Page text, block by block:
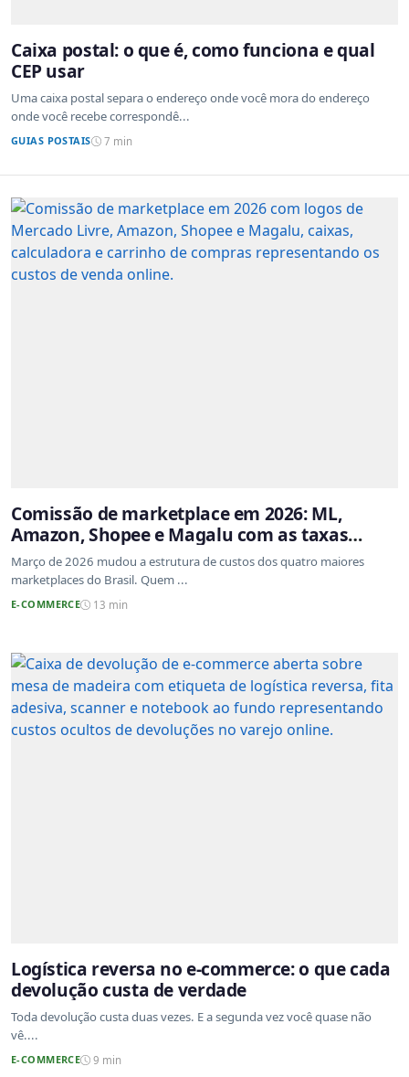
Caixa postal: o que é, como funciona e qual
CEP usar
Uma caixa postal separa o endereço onde você mora do endereço
onde você recebe correspondê...
GUIAS POSTAIS 7 min
Comissão de marketplace em 2026: ML,
Amazon, Shopee e Magalu com as taxas
atualizadas
Março de 2026 mudou a estrutura de custos dos quatro maiores
marketplaces do Brasil. Quem ...
E-COMMERCE 13 min
Logística reversa no e-commerce: o que cada
devolução custa de verdade
Toda devolução custa duas vezes. E a segunda vez você quase não
vê....
E-COMMERCE 9 min